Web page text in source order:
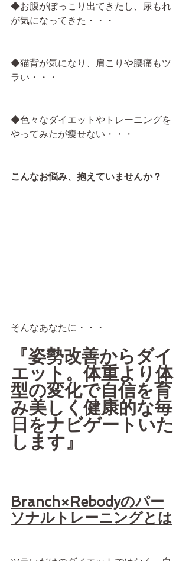
◆お腹がぽっこり出てきたし、尿もれ
が気になってきた・・・
◆猫背が気になり、肩こりや腰痛もツ
ラい・・・
◆色々なダイエットやトレーニングを
やってみたが痩せない・・・
こんなお悩み、抱えていませんか？
そんなあなたに・・・
『姿勢改善からダイ
エット。体重より体
型の変化で自信を育
み美しく健康的な毎
日をナビゲートいた
します』
Branch×Rebodyのパー
ソナルトレーニングとは